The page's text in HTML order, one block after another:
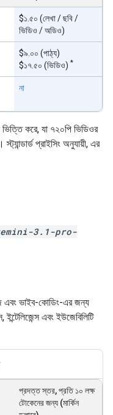
$১.৫০ (লেখা / ছবি /
ভিডিও / অডিও)
$৯.০০ (পাঠ্য)
$১৭.৫০ (ভিডিও) *
না
করে, যা ৭২০পি ভিডিওর
প্রাইসিং অনুযায়ী, এর
3.1-pro-
এবং ভাইব-কোডিং-এর জন্য
ইন্টেলিজেন্স এবং ইউজেবিলিটি
প্রদত্ত স্তর, প্রতি ১০ লক্ষ
টোকেনের জন্য (মার্কিন